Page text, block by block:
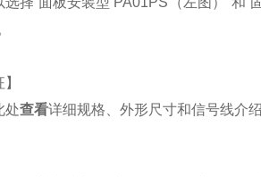
处查看详细规格、外形尺寸和信号线介绍